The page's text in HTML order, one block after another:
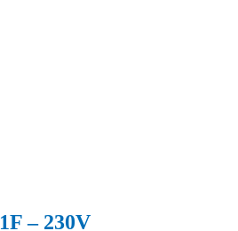
– 230V